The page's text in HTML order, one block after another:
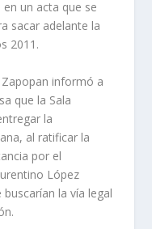
un acta que se
sacar adelante la
2011.
informó a
que la Sala
la
al ratificar la
por el
López
la vía legal